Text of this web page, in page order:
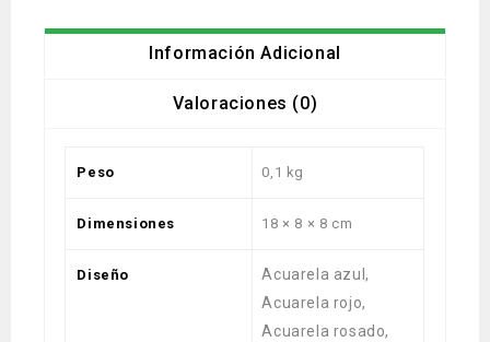
Información Adicional
Valoraciones (0)
Peso 0,1 kg
Dimensiones 18 × 8 × 8 cm
Diseño
Acuarela azul,
Acuarela rojo,
Acuarela rosado,